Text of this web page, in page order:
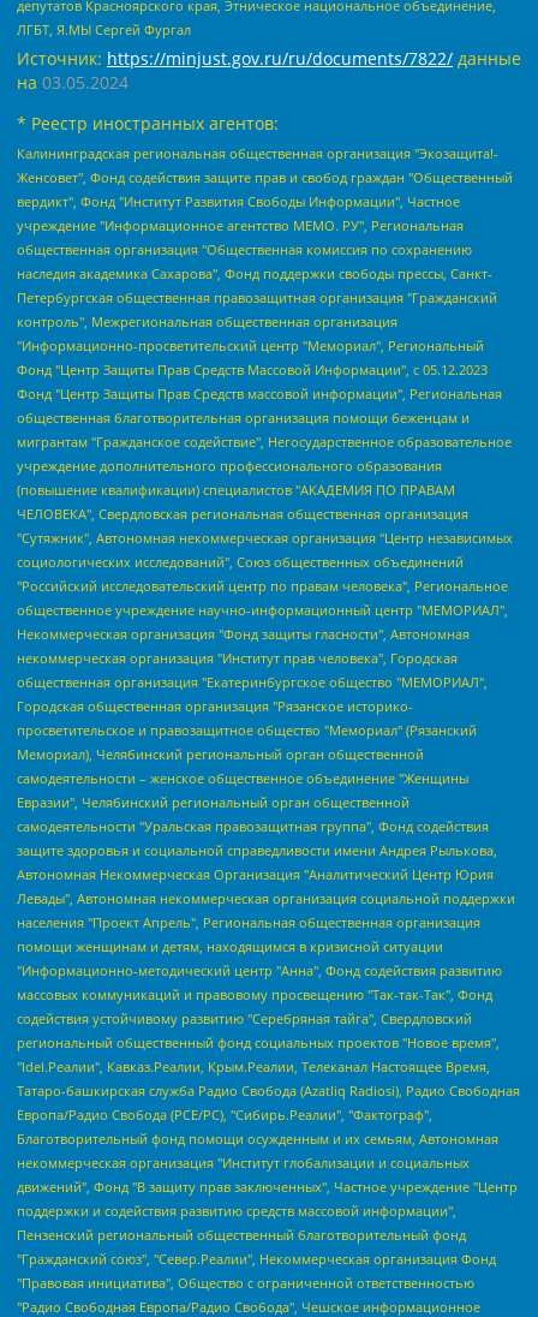
депутатов Красноярского края, Этническое национальное объединение,
ЛГБТ, Я.МЫ Сергей Фургал
Источник: https://minjust.gov.ru/ru/documents/7822/ данные
на 03.05.2024
* Реестр иностранных агентов:
Калининградская региональная общественная организация "Экозащита!-Женсовет", Фонд содействия защите прав и свобод граждан "Общественный вердикт", Фонд "Институт Развития Свободы Информации", Частное учреждение "Информационное агентство МЕМО. РУ", Региональная общественная организация "Общественная комиссия по сохранению наследия академика Сахарова", Фонд поддержки свободы прессы, Санкт-Петербургская общественная правозащитная организация "Гражданский контроль", Межрегиональная общественная организация "Информационно-просветительский центр "Мемориал", Региональный Фонд "Центр Защиты Прав Средств Массовой Информации", с 05.12.2023 Фонд "Центр Защиты Прав Средств массовой информации", Региональная общественная благотворительная организация помощи беженцам и мигрантам "Гражданское содействие", Негосударственное образовательное учреждение дополнительного профессионального образования (повышение квалификации) специалистов "АКАДЕМИЯ ПО ПРАВАМ ЧЕЛОВЕКА", Свердловская региональная общественная организация "Сутяжник", Автономная некоммерческая организация "Центр независимых социологических исследований", Союз общественных объединений "Российский исследовательский центр по правам человека", Региональное общественное учреждение научно-информационный центр "МЕМОРИАЛ", Некоммерческая организация "Фонд защиты гласности", Автономная некоммерческая организация "Институт прав человека", Городская общественная организация "Екатеринбургское общество "МЕМОРИАЛ", Городская общественная организация "Рязанское историко-просветительское и правозащитное общество "Мемориал" (Рязанский Мемориал), Челябинский региональный орган общественной самодеятельности – женское общественное объединение "Женщины Евразии", Челябинский региональный орган общественной самодеятельности "Уральская правозащитная группа", Фонд содействия защите здоровья и социальной справедливости имени Андрея Рылькова, Автономная Некоммерческая Организация "Аналитический Центр Юрия Левады", Автономная некоммерческая организация социальной поддержки населения "Проект Апрель", Региональная общественная организация помощи женщинам и детям, находящимся в кризисной ситуации "Информационно-методический центр "Анна", Фонд содействия развитию массовых коммуникаций и правовому просвещению "Так-так-Так", Фонд содействия устойчивому развитию "Серебряная тайга", Свердловский региональный общественный фонд социальных проектов "Новое время", "Idel.Реалии", Кавказ.Реалии, Крым.Реалии, Телеканал Настоящее Время, Татаро-башкирская служба Радио Свобода (Azatliq Radiosi), Радио Свободная Европа/Радио Свобода (PCE/PC), "Сибирь.Реалии", "Фактограф", Благотворительный фонд помощи осужденным и их семьям, Автономная некоммерческая организация "Институт глобализации и социальных движений", Фонд "В защиту прав заключенных", Частное учреждение "Центр поддержки и содействия развитию средств массовой информации", Пензенский региональный общественный благотворительный фонд "Гражданский союз", "Север.Реалии", Некоммерческая организация Фонд "Правовая инициатива", Общество с ограниченной ответственностью "Радио Свободная Европа/Радио Свобода", Чешское информационное агентство "MEDIUM-ORIENT", Красноярская региональная общественная организация "Мы против СПИДа", Камалягин Денис Николаевич, Маркелов Сергей Евгеньевич, Пономарев Лев Александрович, Савицкая Людмила Алексеевна, Автономная некоммерческая организация "Центр по работе с проблемой насилия "НАСИЛИЮ.НЕТ", Межрегиональный профессиональный союз работников здравоохранения "Альянс врачей", Юридическое лицо, зарегистрированное в Латвийской Республике, SIA "Medusa Project" (регистрационный номер 40103797863, дата регистрации 10.06.2014), Некоммерческая организация "Фонд по борьбе с коррупцией", Автономная некоммерческая организация "Институт права и публичной политики", Баданин Роман Сергеевич, Гликин Максим Александрович, Железнова Мария Михайловна, Лукьянова Юлия Сергеевна, Маетная Елизавета Витальевна, Маняхин Петр Борисович, Чуракова Ольга Владимировна, Ярош Юлия Петровна, Юридическое лицо "The Insider SIA", зарегистрированное в Риге, Латвийская Республика (дата регистрации 26.06.2015), являющееся администратором доменного имени интернет-издания "The Insider SIA", https://theins.ru, Постернак Алексей Евгеньевич, Рубин Михаил Аркадьевич, Анин Роман Александрович, Юридическое лицо Istories fonds, зарегистрированное в Латвийской Республике (регистрационный номер 50008295751, дата регистрации 24.02.2020), Великовский Дмитрий Александрович, Долинина Ирина Николаевна, Мароховская Алеся Алексеевна, Шлейнов Роман Юрьевич, Шмагун Олеся Валентиновна, Общество с ограниченной ответственностью "Альтаир 2021", Общество с ограниченной ответственностью "Вега 2021", Общество с ограниченной ответственностью "Главный редактор 2021", Общество с ограниченной ответственностью "Ромашки монолит", Важенков Артем Валерьевич, Ивановская областная общественная организация "Центр гендерных исследований", Гурман Юрий Альбертович, Медиапроект "ОВД-Инфо", Егоров Владимир Владимирович, Жилинский Владимир Александрович, Общество с ограниченной ответственностью "ЗП", Иванова София Юрьевна, Карезина Инна Павловна, Кильтау Екатерина Викторовна, Петров Алексей Викторович, Пискунов Сергей Евгеньевич, Смирнов Сергей Сергеевич, Тихонов Михаил Сергеевич, Общество с ограниченной ответственностью "ЖУРНАЛИСТ-ИНОСТРАННЫЙ АГЕНТ", Арапова Галина Юрьевна, Вольтская Татьяна Анатольевна, Американская компания "Mason G.E.S. Anonymous Foundation" (США), являющаяся владельцем интернет-издания https://mnews.world/, Компания "Stichting Bellingcat", зарегистрированная в Нидерландах (дата регистрации 11.07.2018), Захаров Андрей Вячеславович, Клепиковская Екатерина Дмитриевна, Общество с ограниченной ответственностью "МЕМО", Перл Роман Александрович, Симонов Евгений Алексеевич, Соловьева Елена Анатольевна, Сотников Даниил Владимирович, Сурначева Елизавета Дмитриевна, Автономная некоммерческая организация по защите прав человека и информированию населения "Якутия – Наше Мнение", Общество с ограниченной ответственностью "Москоу диджитал медиа", с 26.01.2023 Общество с ограниченной ответственностью "Чайка Белые сады", Ветошкина Валерия Валерьевна, Заговора Максим Александрович, Межрегиональное общественное движение "Российская ЛГБТ - сеть", Оленичев Максим Владимирович, Павлов Иван Юрьевич, Скворцова Елена Сергеевна, Общество с ограниченной ответственностью "Как бы инагент", Кочетков Игорь Викторович, Общество с ограниченной ответственностью "Честные выборы", Еланчик Олег Александрович, Общество с ограниченной ответственностью "Нобелевский призыв", Гималова Регина Эмилевна, Григорьев Андрей Валерьевич, Григорьева Алина Александровна, Ассоциация по содействию защите прав призывников, альтернативнослужащих и военнослужащих "Правозащитная группа "Гражданин.Армия.Право", Хисамова Регина Фаритовна, Автономная некоммерческая организация по реализации социально-правовых программ "Лилит", Дальневосточное общественное движение "Маяк", Санкт-Петербургская ЛГБТ-инициативная группа "Выход", Инициативная группа ЛГБТ+ "Реверс", Алексеев Андрей Викторович, Бекбулатова Таисия Львовна, Беляев Иван Михайлович, Владыкина Елена Сергеевна, Гельман Марат Александрович, Никульшина Вероника Юрьевна, Толоконникова Надежда Андреевна, Шендерович Виктор Анатольевич, Общество с ограниченной ответственностью "Данное сообщение", Общество с ограниченной ответственностью Издательский дом "Новая глава", Айнбиндер Александра Александровна, Московский комьюнити-центр для ЛГБТ+инициатив, Благотворительный фонд развития филантропии, Deutsche Welle (Германия, Kurt-Schumacher-Strasse 3, 53113 Bonn), Борзунова Мария Михайловна, Воробьев Виктор Викторович, Голубева Анна Львовна, Константинова Алла Михайловна, Малкова Ирина Владимировна, Мурадов Мурад Абдулгалимович, Осетинская Елизавета Николаевна, Понасенков Евгений Николаевич, Ганапольский Матвей Юрьевич, Киселев Евгений Алексеевич, Борухович Ирина Григорьевна, Дремин Иван Тимофеевич, Дубровский Дмитрий Викторович, Красноярская региональная общественная организация поддержки и развития альтернативных образовательных технологий и межкультурных коммуникаций "ИНТЕРРА", Маяковская Екатерина Алексеевна, Фейгин Марк Захарович, Филимонов Андрей Викторович, Дзугкоева Регина Николаевна, Доброхотов Роман Александрович, Дудь Юрий Александрович, Елкин Сергей Владимирович, Кругликов Кирилл Игоревич, Сабунаева Мария Леонидовна, Семенов Алексей Владимирович, Шаинян Карен Багратович, Шульман Екатерина Михайловна, Асафьев Артур Валерьевич, Вахштайн Виктор Семенович, Венедиктов Алексей Алексеевич, Лушникова Екатерина Евгеньевна, Волков Леонид Михайлович, Невзоров Александр Глебович, Пархоменко Сергей Борисович, Сироткин Ярослав Николаевич, Кара-Мурза Владимир Владимирович, Баранова Наталья Владимировна, Гозман Леонид Яковлевич, Кагарлицкий Борис Юльевич, Климарев Михаил Валерьевич, Милов Владимир Станиславович, Автономная некоммерческая организация Краснодарский центр современного искусства "Типография", Моргенштерн Алишер Тагирович, Соболь Любовь Эдуардовна, Общество с ограниченной ответственностью "ЛИЗА НОРМ", Каспаров Гарри Кимович, Ходорковский Михаил Борисович, Общество с ограниченной ответственностью "Апрельские тезисы", Данилович Ирина Брониславовна, Кашин Олег Владимирович, Петров Николай Владимирович, Пивоваров Алексей Владимирович, Соколов Михаил Владимирович, Цветкова Юлия Владимировна, Чичваркин Евгений Александрович, Комитет против пыток/Команда против пыток, Общество с ограниченной ответственностью "Первый научный", Общество с ограниченной ответственностью "Вертолет и ко", Белоцерковская Вероника Борисовна, Кац Максим Евгеньевич, Лазарева Татьяна Юрьевна, Шаведдинов Руслан Табризович, Яшин Илья Валерьевич, Общество с ограниченной ответственностью "Иноагент ААВ", Алешковский Дмитрий Петрович, Альбац Евгения Марковна, Быков Дмитрий Львович, Галямина Юлия Евгеньевна, Лойко Сергей Леонидович, Мартынов Кирилл Константинович, Медведев Сергей Александрович, Крашенинников Федор Геннадиевич, Гордеева Катерина Вл